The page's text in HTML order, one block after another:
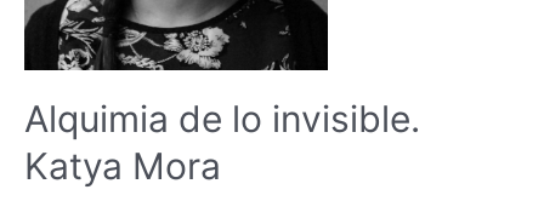
Narrativa
Colaborativa
Ópera:
una
“Net
Alquimia de lo invisible.
Katya Mora